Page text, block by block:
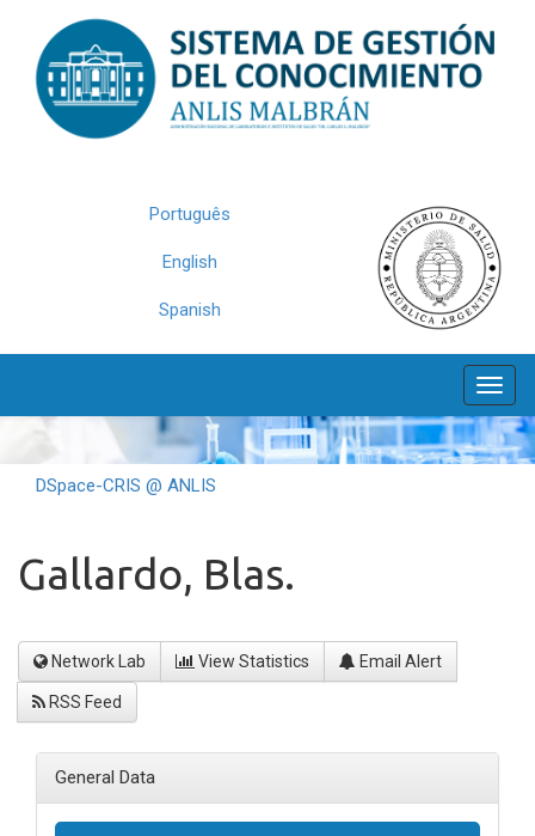
navigation
Português
English
Spanish
DSpace-CRIS @ ANLIS
Gallardo, Blas.
Network Lab View Statistics Email Alert
RSS Feed
General Data